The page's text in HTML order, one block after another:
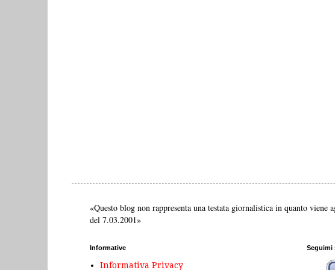
«Questo blog non rappresenta una testata giornalistica in quanto
del 7.03.2001»
Informative
Informativa Privacy
Seguimi